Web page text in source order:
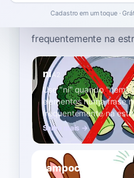
é “ni”—use "ni"
frequentemente na
niA2
Use "ni" quando "nem"
elementos numa frase
frequentemente na
Saiba mais →
tampoco
Cadastro em um toque ·